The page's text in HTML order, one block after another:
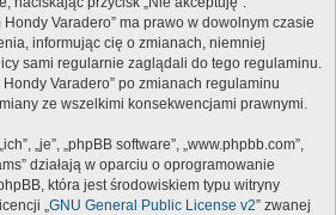
Varadero” ma prawo w dowolnym czasie
informując cię o zmianach, niemniej
sami regularnie zaglądali do tego regulaminu.
Hondy Varadero” po zmianach regulaminu
ze wszelkimi konsekwencjami prawnymi.
„je”, „phpBB software”, „www.phpbb.com”,
działają w oparciu o oprogramowanie
która jest środowiskiem typu witryny
„GNU General Public License v2” zwanej